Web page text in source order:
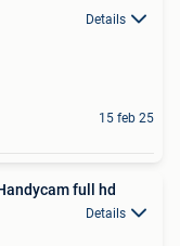
Details
15 feb 25
full hd
Details